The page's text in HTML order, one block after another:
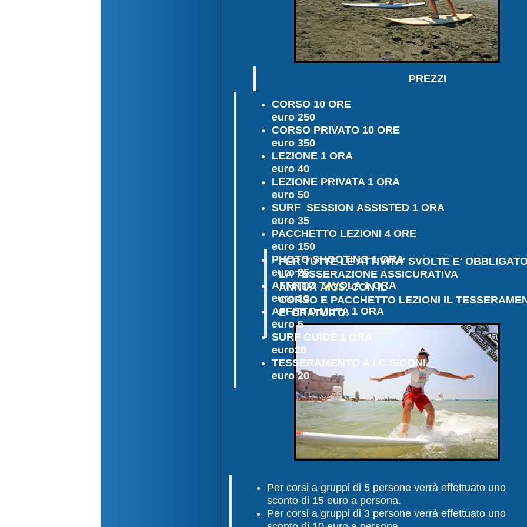
PREZZI
Per corsi a gruppi di 5 persone verrà effettuato uno
sconto di 15 euro a persona.
Per corsi a gruppi di 3 persone verrà effettuato uno
CORSO 10 ORE
euro 250
CORSO PRIVATO 10 ORE
euro 350
LEZIONE 1 ORA
euro 40
LEZIONE PRIVATA 1 ORA
euro 50
SURF SESSION ASSISTED 1 ORA
euro 35
PACCHETTO LEZIONI 4 ORE
euro 150
PHOTO SHOOTING 1 ORA
euro 25
AFFITTO TAVOLA 1 ORA
euro 10
AFFITTO MUTA 1 ORA
euro 5
SURF GUIDE 1 ORA
euro20
TESSERAMENTO A.I.C.S/CONI
euro 20
PER TUTTE LE ATTIVITA' SVOLTE E'
LA TESSERAZIONE ASSICURATIVA
ANNUA AICS.CON IL
CORSO E PACCHETTO LEZIONI IL
E' GRATUITO.